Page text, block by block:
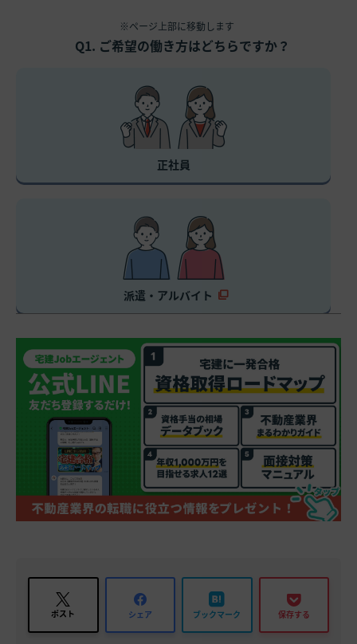
※ページ上部に移動します
Q1. ご希望の働き方はどちらですか？
正社員
派遣・アルバイト
ポスト シェア ブックマーク 保存する